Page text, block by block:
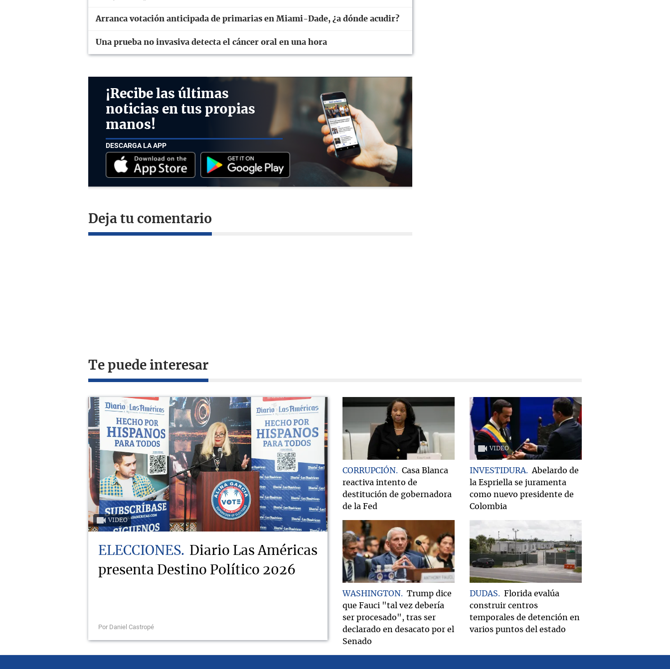
Arranca votación anticipada de primarias en Miami-Dade, ¿a dónde acudir?
Una prueba no invasiva detecta el cáncer oral en una hora
¡Recibe las últimas
noticias en tus propias
manos!
DESCARGA LA APP
Deja tu comentario
Te puede interesar
VIDEO
ELECCIONES
Diario Las Américas
presenta Destino Político 2026
Por Daniel Castropé
CORRUPCIÓN
Casa Blanca
reactiva intento de
destitución de gobernadora
de la Fed
VIDEO
INVESTIDURA
Abelardo de
la Espriella se juramenta
como nuevo presidente de
Colombia
WASHINGTON
Trump dice
que Fauci "tal vez debería
ser procesado", tras ser
declarado en desacato por el
Senado
DUDAS
Florida evalúa
construir centros
temporales de detención en
varios puntos del estado